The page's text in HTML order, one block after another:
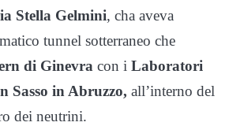
Stella Gelmini, cha aveva
tunnel sotterraneo che
di Ginevra con i Laboratori
Sasso in Abruzzo, all’interno del
dei neutrini.